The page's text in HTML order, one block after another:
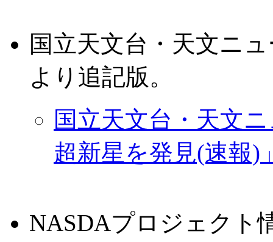
国立天文台・天文ニ
より追記版。
国立天文台・天文
超新星を発見(速報)
NASDAプロジェクト